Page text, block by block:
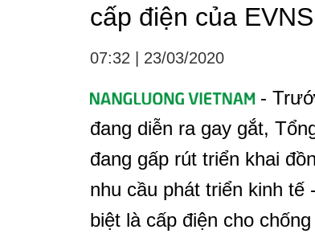
cấp điện của
07:32 23/03/2020
-
đang diễn ra gay gắt,
đang gấp rút triển khai
nhu cầu phát triển kinh
biệt là cấp điện cho